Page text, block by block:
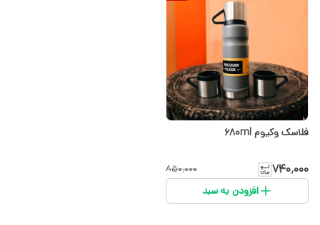
فلاسک وکیوم 680ml
۷۴۰٬۰۰۰ ۸۵۰٬۰۰۰
افزودن به سبد